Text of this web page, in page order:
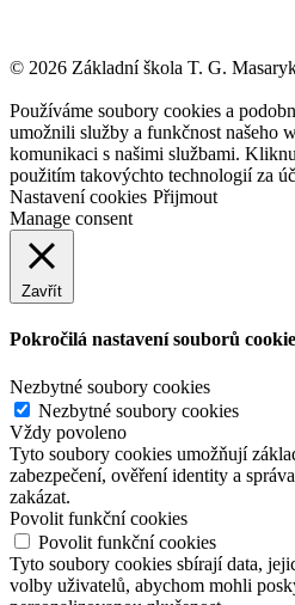
© 2026 Základní škola T. G.
Používáme soubory cookies a
umožnili služby a funkčnost našeho
komunikaci s našimi službami.
použitím takovýchto technologií za
Nastavení cookies Přijmout
Manage consent
Zavřít
Pokročilá nastavení souborů
Nezbytné soubory cookies
Nezbytné soubory cookies
Vždy povoleno
Tyto soubory cookies umožňují
zabezpečení, ověření identity a
zakázat.
Povolit funkční cookies
Povolit funkční cookies
Tyto soubory cookies sbírají data,
volby uživatelů, abychom mohli